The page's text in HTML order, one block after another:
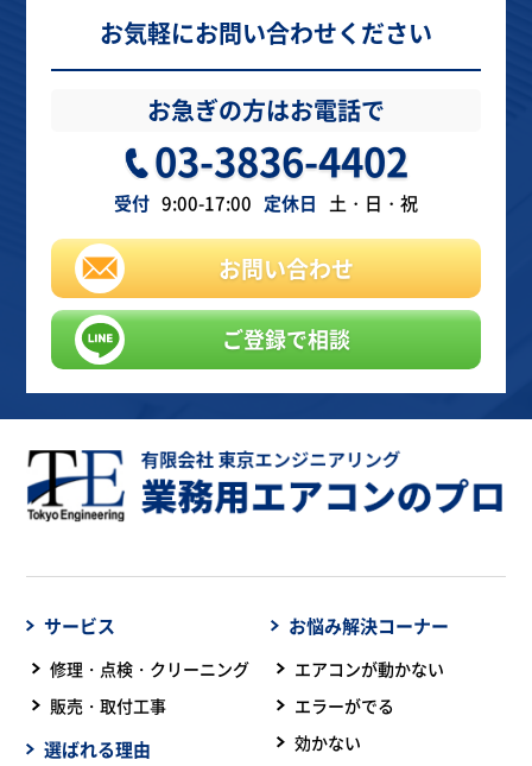
お気軽にお問い合わせください
お急ぎの方はお電話で
03-3836-4402
受付 9:00-17:00 定休日 土・日・祝
お問い合わせ
ご登録で相談
サービス
修理・点検・クリーニング
販売・取付工事
選ばれる理由
お悩み解決コーナー
エアコンが動かない
エラーがでる
効かない